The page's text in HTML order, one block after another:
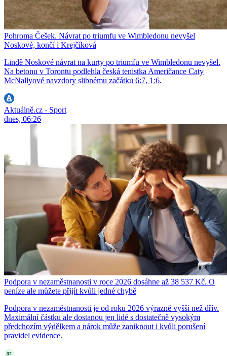
Pohroma Češek. Návrat po triumfu ve Wimbledonu nevyšel
Noskové, končí i Krejčíková
Lindě Noskové návrat na kurty po triumfu ve Wimbledonu nevyšel.
Na betonu v Torontu podlehla česká tenistka Američance Caty
McNallyové navzdory slibnému začátku 6:7, 1:6.
Aktuálně.cz - Sport
dnes, 06:26
Podpora v nezaměstnanosti v roce 2026 dosáhne až 38 537 Kč. O
peníze ale můžete přijít kvůli jedné chybě
Podpora v nezaměstnanosti je od roku 2026 výrazně vyšší než dřív.
Maximální částku ale dostanou jen lidé s dostatečně vysokým
předchozím výdělkem a nárok může zaniknout i kvůli porušení
pravidel evidence.